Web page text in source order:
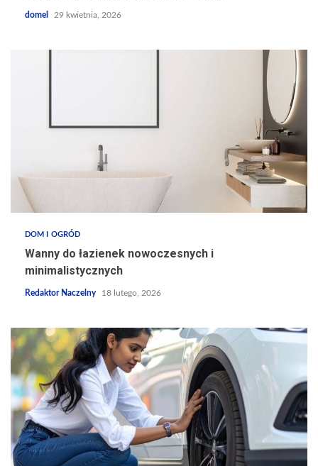
domel 29 kwietnia, 2026
DOM I OGRÓD
Wanny do łazienek nowoczesnych i
minimalistycznych
Redaktor Naczelny 18 lutego, 2026